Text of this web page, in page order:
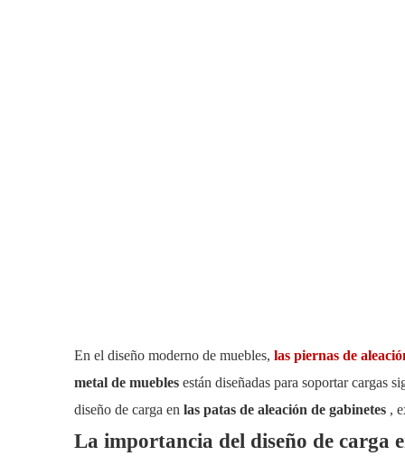
En el diseño moderno de muebles, las piernas de
metal de muebles están diseñadas para soportar cargas
diseño de carga en las patas de aleación de gabinetes ,
La importancia del diseño de carga